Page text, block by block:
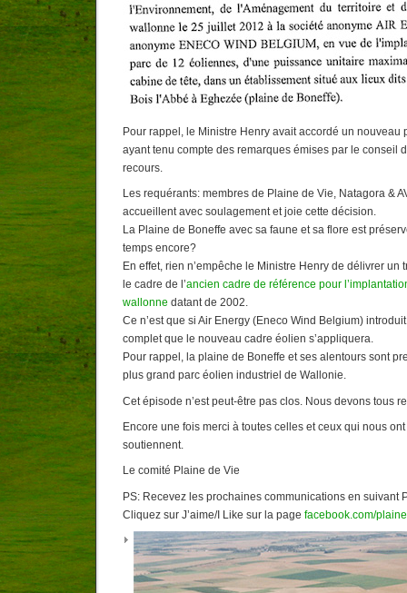
Pour rappel, le Ministre Henry avait accordé un nouveau
ayant tenu compte des remarques émises par le conseil
recours.
Les requérants: membres de Plaine de Vie, Natagora &
accueillent avec soulagement et joie cette décision.
La Plaine de Boneffe avec sa faune et sa flore est
temps encore?
En effet, rien n’empêche le Ministre Henry de délivrer un
le cadre de l’ancien cadre de référence pour
wallonne datant de 2002.
Ce n’est que si Air Energy (Eneco Wind Belgium)
complet que le nouveau cadre éolien s’appliquera.
Pour rappel, la plaine de Boneffe et ses alentours sont
plus grand parc éolien industriel de Wallonie.
Cet épisode n’est peut-être pas clos. Nous devons tous
Encore une fois merci à toutes celles et ceux qui nous
soutiennent.
Le comité Plaine de Vie
PS: Recevez les prochaines communications en suivant
Cliquez sur J’aime/I Like sur la page facebook.com/